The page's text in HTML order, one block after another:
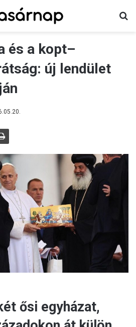
és a kopt–
új lendület
ősi egyházat,